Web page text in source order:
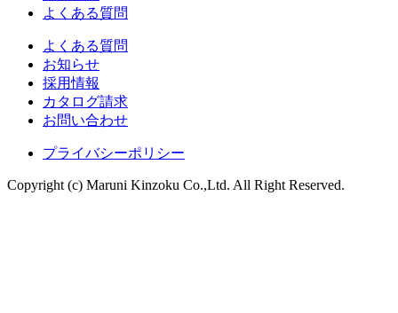
よくある質問
よくある質問
お知らせ
採用情報
カタログ請求
お問い合わせ
プライバシーポリシー
Copyright (c) Maruni Kinzoku Co.,Ltd. All Right Reserved.